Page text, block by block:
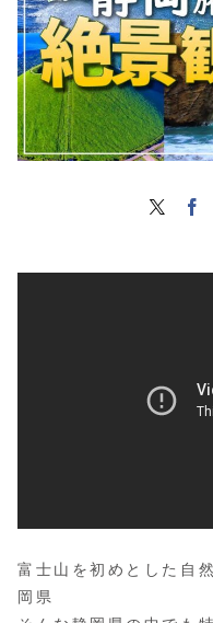
富士山を初めとした自
岡県